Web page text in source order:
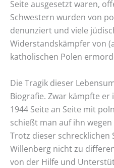
Seite ausgesetzt waren,
Schwestern wurden von
denunziert und viele
Widerstandskämpfer von
katholischen Polen
Die Tragik dieser
Biografie. Zwar kämpfte
1944 Seite an Seite mit
schießt man auf ihn
Trotz dieser schrecklichen
Willenberg nicht zu
von der Hilfe und